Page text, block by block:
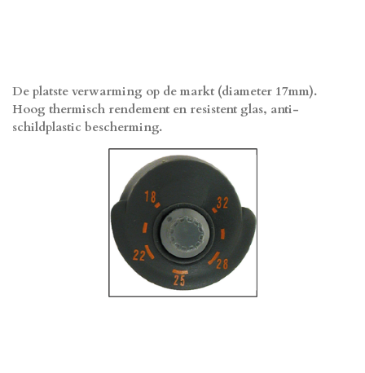
De platste verwarming op de markt (diameter 17mm).
Hoog thermisch rendement en resistent glas, anti-
schildplastic bescherming.